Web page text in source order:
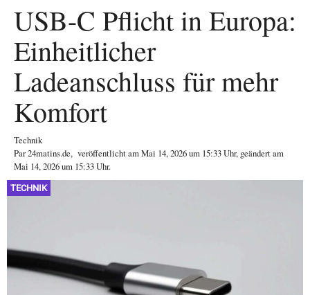
USB-C Pflicht in Europa:
Einheitlicher
Ladeanschluss für mehr
Komfort
Technik
Par24matins.de, veröffentlicht amMai 14, 2026um 15:33 Uhr, geändert am
Mai 14, 2026 um 15:33 Uhr.
TECHNIK